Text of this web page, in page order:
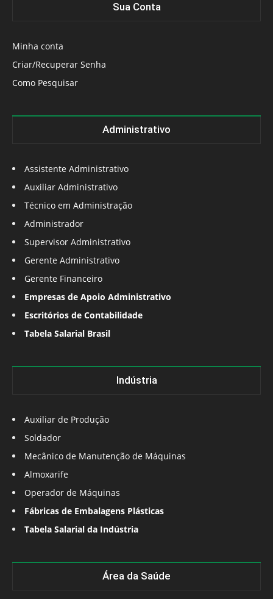
Sua Conta
Minha conta
Criar/Recuperar Senha
Como Pesquisar
Administrativo
Assistente Administrativo
Auxiliar Administrativo
Técnico em Administração
Administrador
Supervisor Administrativo
Gerente Administrativo
Gerente Financeiro
Empresas de Apoio Administrativo
Escritórios de Contabilidade
Tabela Salarial Brasil
Indústria
Auxiliar de Produção
Soldador
Mecânico de Manutenção de Máquinas
Almoxarife
Operador de Máquinas
Fábricas de Embalagens Plásticas
Tabela Salarial da Indústria
Área da Saúde